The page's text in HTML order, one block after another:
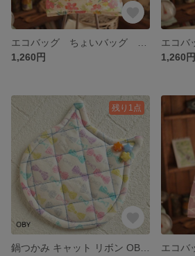
1,260円
1,260円
残り1点